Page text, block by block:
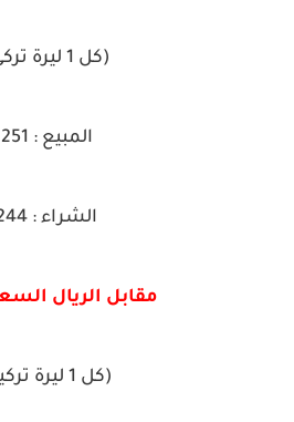
(كل 1 ليرة تركي)
المبيع : 251
الشراء : 244
مقابل الريال
(كل 1 ليرة تركية)